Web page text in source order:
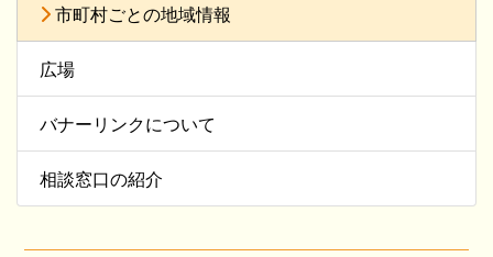
市町村ごとの地域情報
広場
バナーリンクについて
相談窓口の紹介